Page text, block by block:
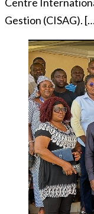
Gestion (CISAG).